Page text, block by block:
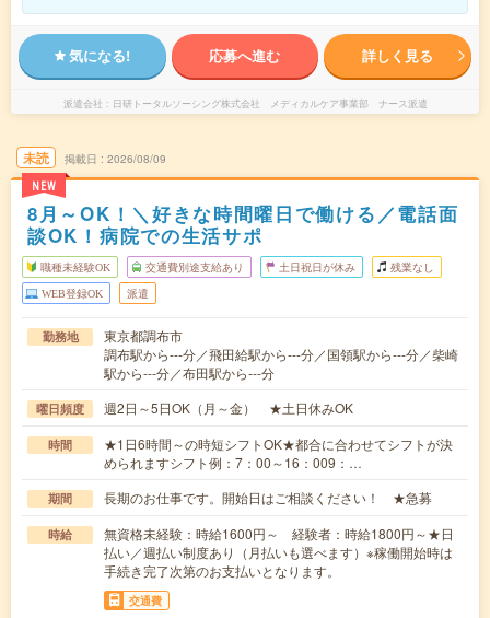
気になる! 応募へ進む 詳しく見る
派遣会社 日研トータルソーシング株式会社 メディカルケア事業部 ナース派遣
未読
NEW
掲載日 2026/08/09
8月～OK！＼好きな時間曜日で働ける／電話面
談OK！病院での生活サポ
職種未経験OK 交通費別途支給あり 土日祝日が休み 残業なし
WEB登録OK 派遣
勤務地
東京都調布市
調布駅から---分／飛田給駅から---分／国領駅から---分／柴崎
駅から---分／布田駅から---分
曜日頻度 週2日～5日OK（月～金） ★土日休みOK
時間
★1日6時間～の時短シフトOK★都合に合わせてシフトが決
められますシフト例：7：00～16：009：…
期間 長期のお仕事です。開始日はご相談ください！ ★急募
時給
無資格未経験：時給1600円～ 経験者：時給1800円～★日
払い／週払い制度あり（月払いも選べます）※稼働開始時は
手続き完了次第のお支払いとなります。
交通費